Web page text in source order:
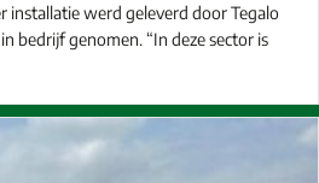
installatie werd geleverd door Tegalo
bedrijf genomen. “In deze sector is